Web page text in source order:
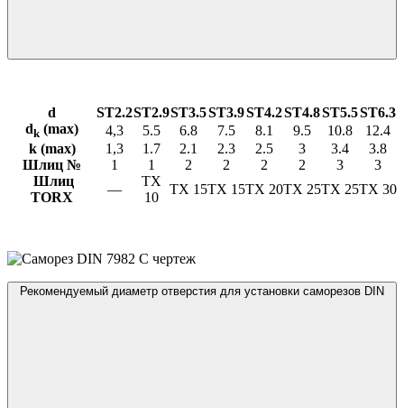
d ST2.2ST2.9ST3.5ST3.9ST4.2ST4.8ST5.5ST6.3
dk (max) 4,3 5.5 6.8 7.5 8.1 9.5 10.8
12.4
k (max)
1,3 1.7 2.1 2.3 2.5 3 3.4
3.8
Шлиц №
1 1 2 2 2 2 3
3
Шлиц
TORX
—
TX
10
TX 15TX 15TX 20TX 25TX 25TX 30
Рекомендуемый диаметр отверстия для установки саморезов DIN